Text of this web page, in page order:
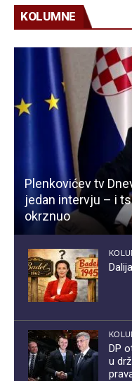
KOLUMNE
Plenkovićev tv
jedan intervju – i
okrznuo
DP
u